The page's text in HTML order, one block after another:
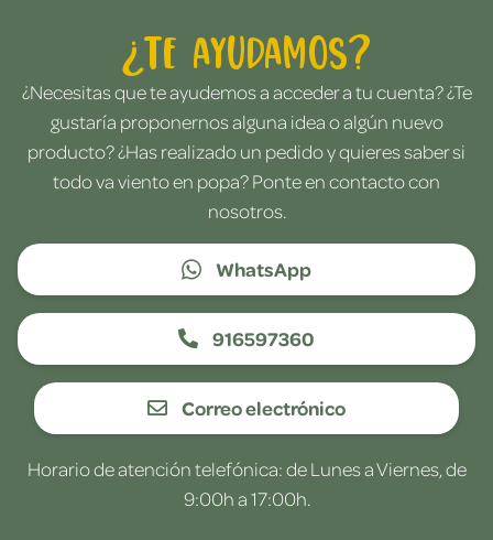
¿Te ayudamos?
¿Necesitas que te ayudemos a acceder a tu cuenta? ¿Te
gustaría proponernos alguna idea o algún nuevo
producto? ¿Has realizado un pedido y quieres saber si
todo va viento en popa? Ponte en contacto con
nosotros.
WhatsApp
916597360
Correo electrónico
Horario de atención telefónica: de Lunes a Viernes, de
9:00h a 17:00h.